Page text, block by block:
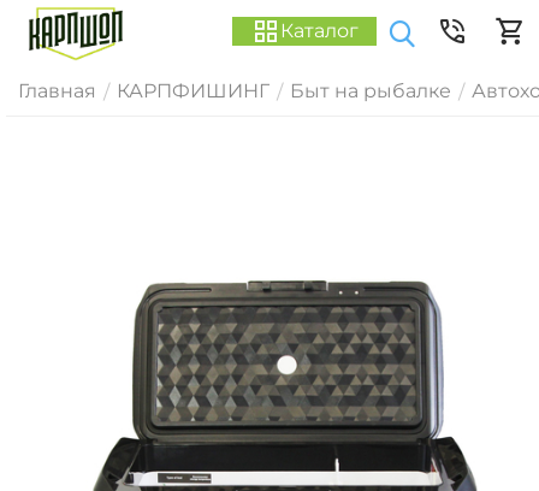
Каталог
Главная / КАРПФИШИНГ / Быт на рыбалке /